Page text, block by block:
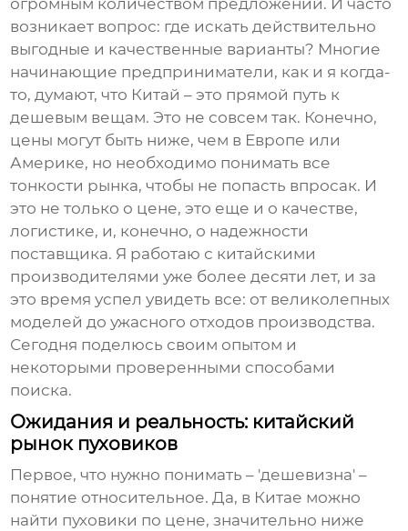
огромным количеством предложений. И часто
возникает вопрос: где искать действительно
выгодные и качественные варианты? Многие
начинающие предприниматели, как и я когда-
то, думают, что Китай – это прямой путь к
дешевым вещам. Это не совсем так. Конечно,
цены могут быть ниже, чем в Европе или
Америке, но необходимо понимать все
тонкости рынка, чтобы не попасть впросак. И
это не только о цене, это еще и о качестве,
логистике, и, конечно, о надежности
поставщика. Я работаю с китайскими
производителями уже более десяти лет, и за
это время успел увидеть все: от великолепных
моделей до ужасного отходов производства.
Сегодня поделюсь своим опытом и
некоторыми проверенными способами
поиска.
Ожидания и реальность: китайский
рынок пуховиков
Первое, что нужно понимать – 'дешевизна' –
понятие относительное. Да, в Китае можно
найти пуховики по цене, значительно ниже